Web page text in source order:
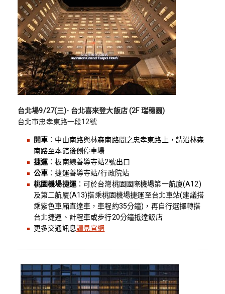
台北場9/27(三)- 台北喜來登大飯店 (2F 瑞穗園)
台北市忠孝東路一段12號
開車 ：中山南路與林森南路間之忠孝東路上，請沿林森
南路至本館後側停車場
捷運 ：板南線善導寺站2號出口
公車 ：捷運善導寺站/行政院站
桃園機場捷運：可於台灣桃園國際機場第一航廈(A12)
及第二航廈(A13)搭乘桃園機場捷運至台北車站(建議搭
乘紫色車廂直達車，車程約35分鐘)，再自行選擇轉搭
台北捷運、計程車或步行20分鐘抵達飯店
更多交通訊息請見官網